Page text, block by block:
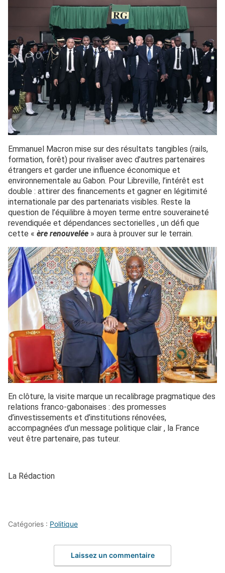
Emmanuel Macron mise sur des résultats tangibles (rails,
formation, forêt) pour rivaliser avec d’autres partenaires
étrangers et garder une influence économique et
environnementale au Gabon. Pour Libreville, l’intérêt est
double : attirer des financements et gagner en légitimité
internationale par des partenariats visibles. Reste la
question de l’équilibre à moyen terme entre souveraineté
revendiquée et dépendances sectorielles , un défi que
cette « ère renouvelée » aura à prouver sur le terrain.
En clôture, la visite marque un recalibrage pragmatique des
relations franco-gabonaises : des promesses
d’investissements et d’institutions rénovées,
accompagnées d’un message politique clair , la France
veut être partenaire, pas tuteur.
La Rédaction
Catégories : Politique
Laissez un commentaire